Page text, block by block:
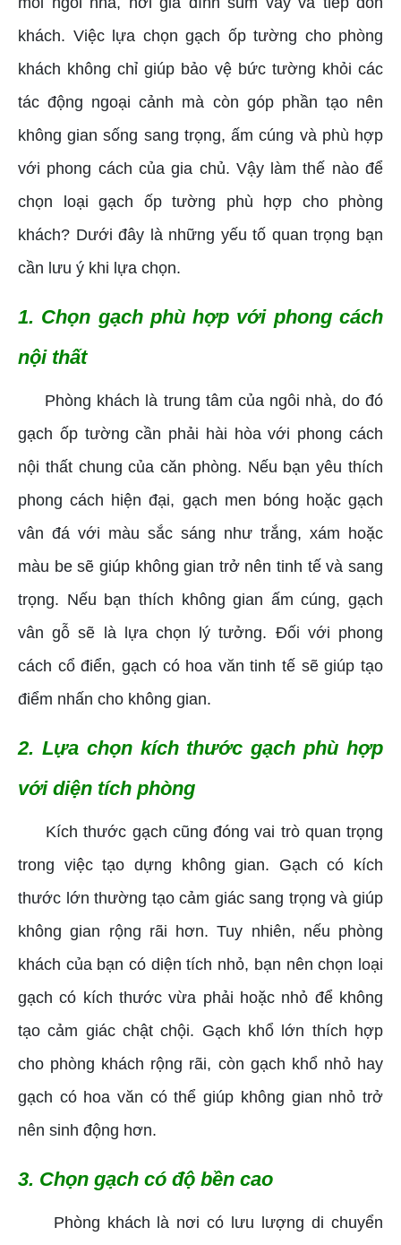
khách. Việc lựa chọn gạch ốp tường cho phòng
khách không chỉ giúp bảo vệ bức tường khỏi các
tác động ngoại cảnh mà còn góp phần tạo nên
không gian sống sang trọng, ấm cúng và phù hợp
với phong cách của gia chủ. Vậy làm thế nào để
chọn loại gạch ốp tường phù hợp cho phòng
khách? Dưới đây là những yếu tố quan trọng bạn
cần lưu ý khi lựa chọn.
1. Chọn gạch phù hợp với phong cách
nội thất
Phòng khách là trung tâm của ngôi nhà, do đó
gạch ốp tường cần phải hài hòa với phong cách
nội thất chung của căn phòng. Nếu bạn yêu thích
phong cách hiện đại, gạch men bóng hoặc gạch
vân đá với màu sắc sáng như trắng, xám hoặc
màu be sẽ giúp không gian trở nên tinh tế và sang
trọng. Nếu bạn thích không gian ấm cúng, gạch
vân gỗ sẽ là lựa chọn lý tưởng. Đối với phong
cách cổ điển, gạch có hoa văn tinh tế sẽ giúp tạo
điểm nhấn cho không gian.
2. Lựa chọn kích thước gạch phù hợp
với diện tích phòng
Kích thước gạch cũng đóng vai trò quan trọng
trong việc tạo dựng không gian. Gạch có kích
thước lớn thường tạo cảm giác sang trọng và giúp
không gian rộng rãi hơn. Tuy nhiên, nếu phòng
khách của bạn có diện tích nhỏ, bạn nên chọn loại
gạch có kích thước vừa phải hoặc nhỏ để không
tạo cảm giác chật chội. Gạch khổ lớn thích hợp
cho phòng khách rộng rãi, còn gạch khổ nhỏ hay
gạch có hoa văn có thể giúp không gian nhỏ trở
nên sinh động hơn.
3. Chọn gạch có độ bền cao
Phòng khách là nơi có lưu lượng di chuyển